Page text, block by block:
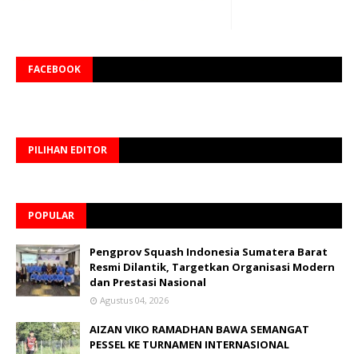
FACEBOOK
PILIHAN EDITOR
POPULAR
Pengprov Squash Indonesia Sumatera Barat
Resmi Dilantik, Targetkan Organisasi Modern
dan Prestasi Nasional
Agustus 04, 2026
AIZAN VIKO RAMADHAN BAWA SEMANGAT
PESSEL KE TURNAMEN INTERNASIONAL